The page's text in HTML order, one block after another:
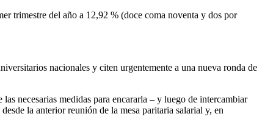
trimestre del año a 12,92 % (doce coma noventa y dos por
nacionales y citen urgentemente a una nueva ronda de
necesarias medidas para encararla – y luego de intercambiar
la anterior reunión de la mesa paritaria salarial y, en